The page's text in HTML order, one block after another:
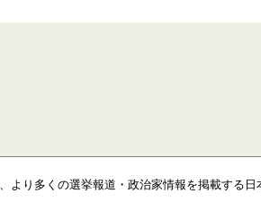
より多くの選挙報道・政治家情報を掲載する